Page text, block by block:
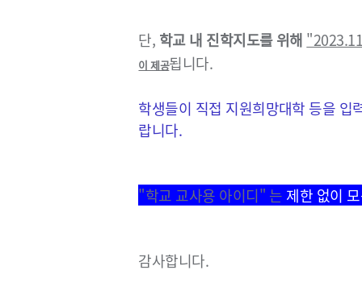
단, 학교 내 진학지도를 위해
이 제공됩니다.
학생들이 직접 지원희망대학 등을 입
랍니다.
"학교 교사용 아이디" 는 제한 없이
감사합니다.